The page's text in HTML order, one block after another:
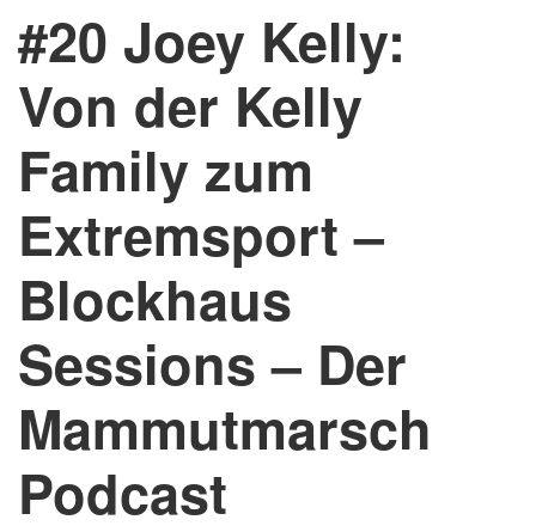
#20 Joey Kelly:
Von der Kelly
Family zum
Extremsport –
Blockhaus
Sessions – Der
Mammutmarsch
Podcast